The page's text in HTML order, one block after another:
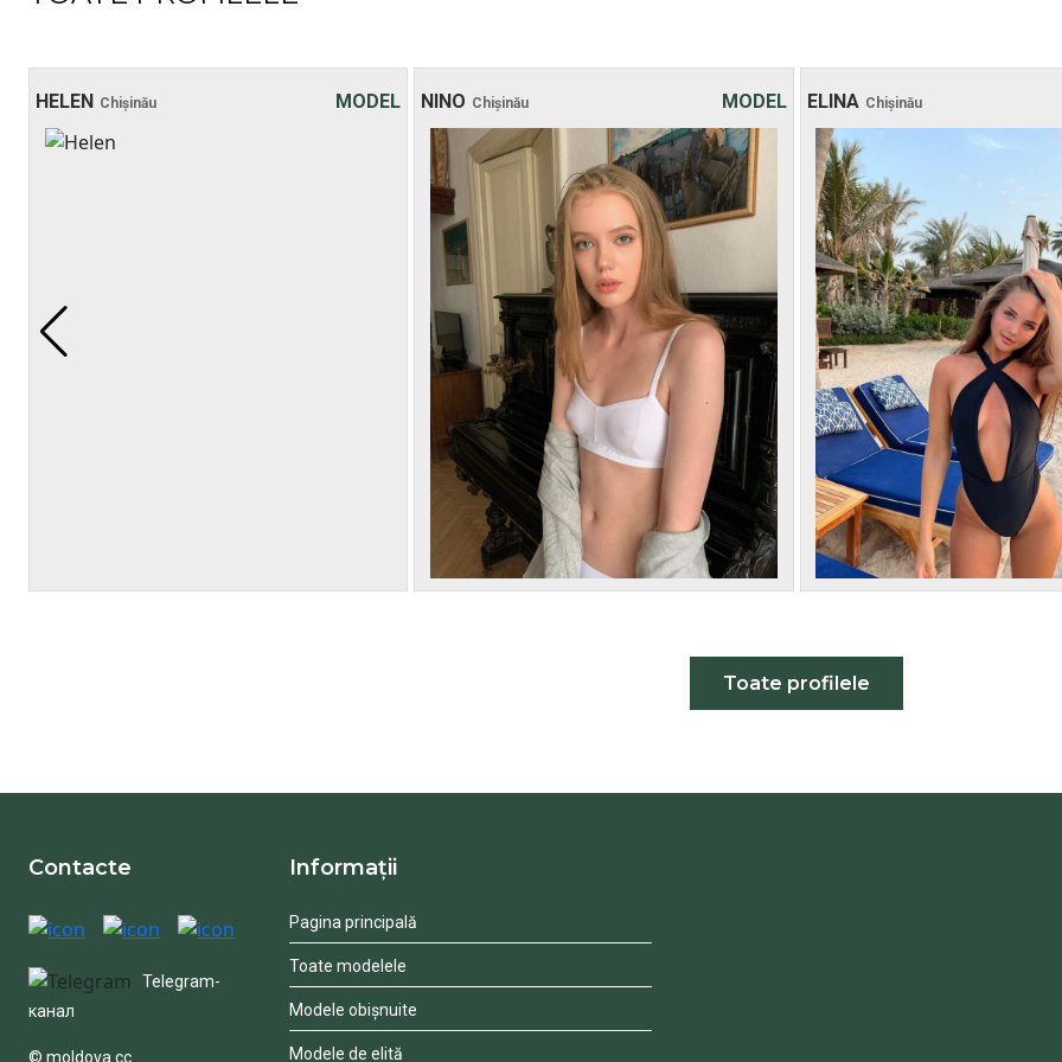
HELEN Chișinău MODEL NINO Chișinău MODEL
Vârsta: 18
Înălțimea: 164 cm
Greutatea: 47 kg
30 хв:200$
1 oră:250$
2 ore: 350$
3 ore:450$
4 ore:
500$
ELINA Chișinău
Vârsta: 26
Înălțimea: 167 cm
Greutatea: 55 kg
30 хв: -
1 oră:350$
2 ore:500$
3 ore:650$
4 ore:
800$
Toate profilele
Contacte
Telegram-
канал
© moldova.cc
Informații
Pagina principală
Toate modelele
Modele obișnuite
Modele de elită